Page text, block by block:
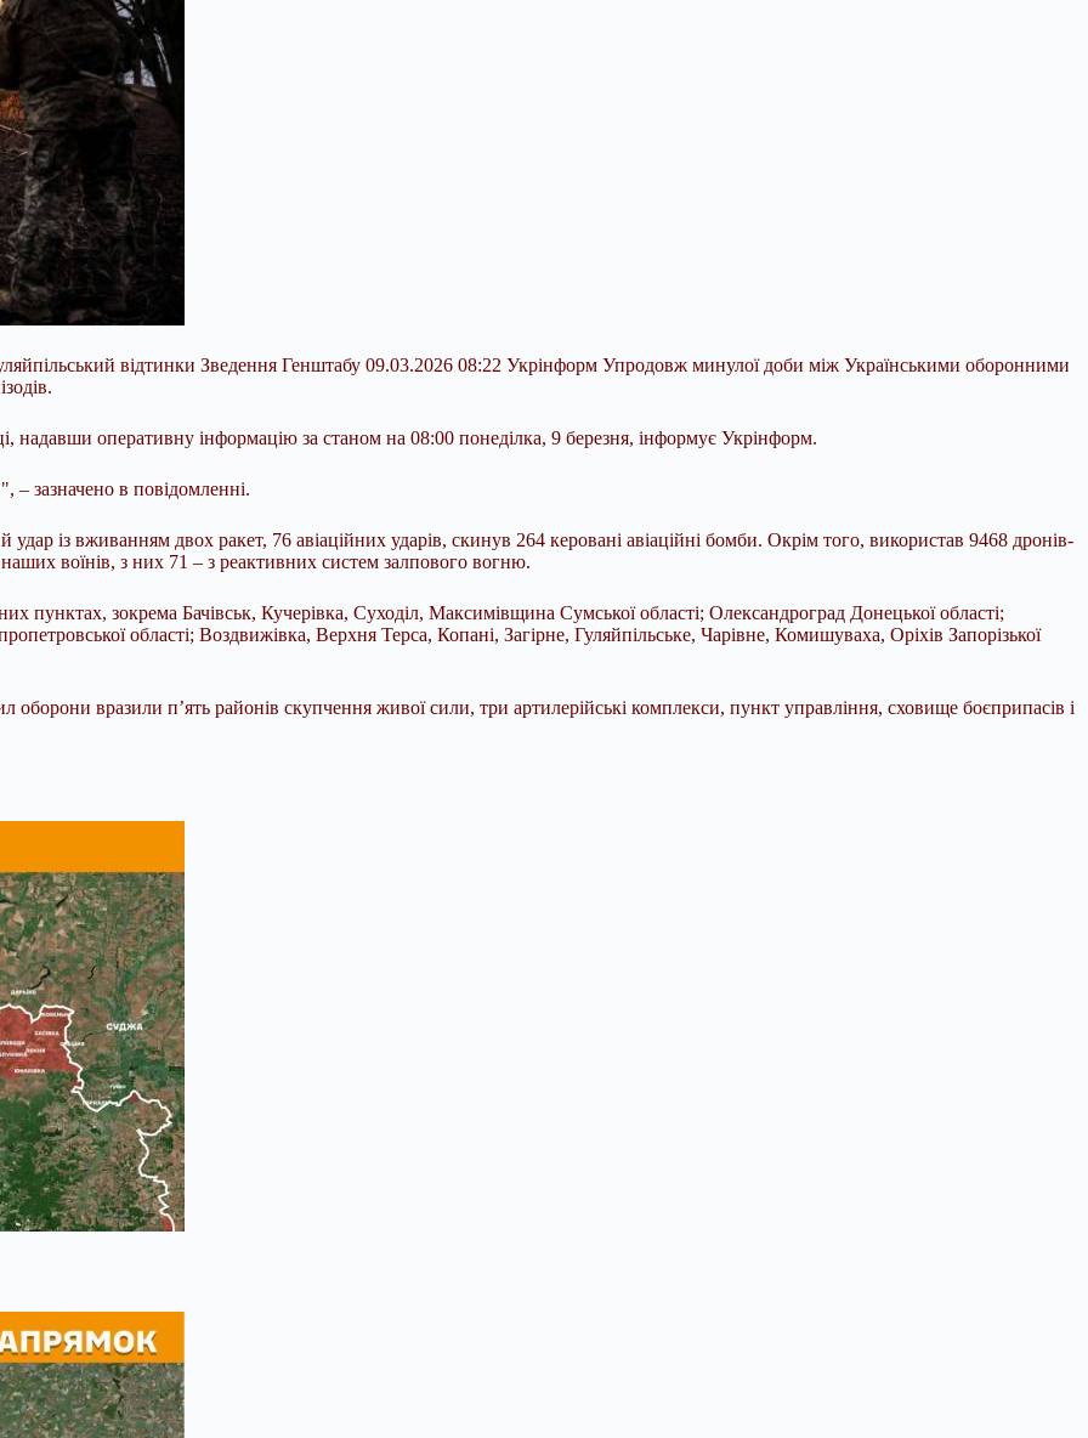
відтинки Зведення Генштабу 09.03.2026 08:22 Укрінформ Упродовж минулої доби між Українськими оборонними
оперативну інформацію за станом на 08:00 понеділка, 9 березня, інформує Укрінформ.
– зазначено в повідомленні.
із вживанням двох ракет, 76 авіаційних ударів, скинув 264 керовані авіаційні бомби. Окрім того, використав 9468 дронів-
воїнів, з них 71 – з реактивних систем залпового вогню.
пунктах, зокрема Бачівськ, Кучерівка, Суходіл, Максимівщина Сумської області; Олександроград Донецької області;
області; Воздвижівка, Верхня Терса, Копані, Загірне, Гуляйпільське, Чарівне, Комишуваха, Оріхів Запорізької
оборони вразили п’ять районів скупчення живої сили, три артилерійські комплекси, пункт управління, сховище боєприпасів і